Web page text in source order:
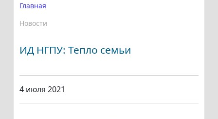
Главная
Новости
ИД НГПУ: Тепло семьи
4 июля 2021